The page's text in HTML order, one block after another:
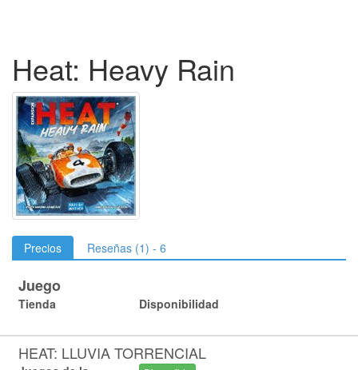
Heat: Heavy Rain
Precios Reseñas (1) - 6
Juego
Tienda Disponibilidad
HEAT: LLUVIA TORRENCIAL